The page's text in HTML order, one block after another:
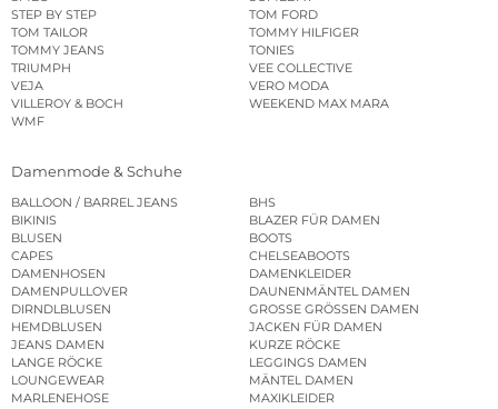
STEP BY STEP
TOM FORD
TOM TAILOR
TOMMY HILFIGER
TOMMY JEANS
TONIES
TRIUMPH
VEE COLLECTIVE
VEJA
VERO MODA
VILLEROY & BOCH
WEEKEND MAX MARA
WMF
Damenmode & Schuhe
BALLOON / BARREL JEANS
BHS
BIKINIS
BLAZER FÜR DAMEN
BLUSEN
BOOTS
CAPES
CHELSEABOOTS
DAMENHOSEN
DAMENKLEIDER
DAMENPULLOVER
DAUNENMÄNTEL DAMEN
DIRNDLBLUSEN
GROSSE GRÖSSEN DAMEN
HEMDBLUSEN
JACKEN FÜR DAMEN
JEANS DAMEN
KURZE RÖCKE
LANGE RÖCKE
LEGGINGS DAMEN
LOUNGEWEAR
MÄNTEL DAMEN
MARLENEHOSE
MAXIKLEIDER